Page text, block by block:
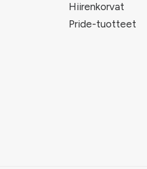
Hiirenkorvat
Pride-tuotteet